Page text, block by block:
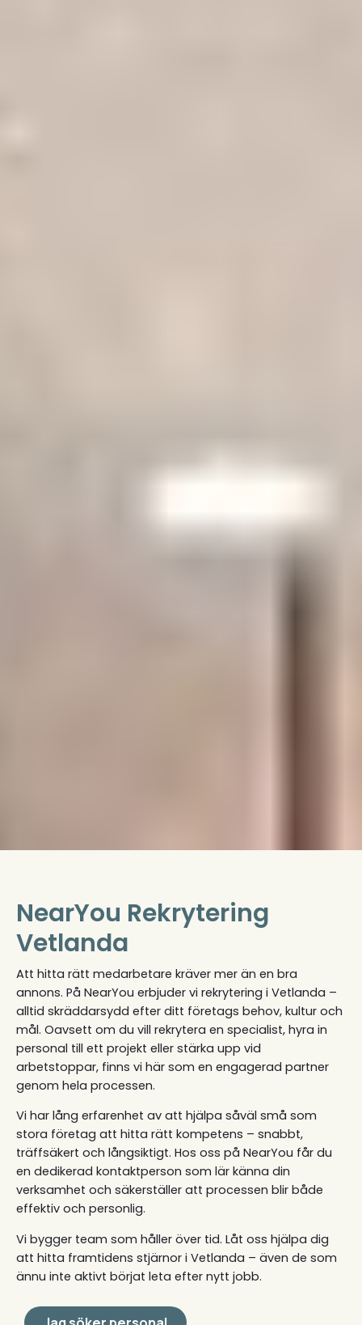
NearYou Rekrytering
Vetlanda
Att hitta rätt medarbetare kräver mer än en bra
annons. På NearYou erbjuder vi rekrytering i Vetlanda –
alltid skräddarsydd efter ditt företags behov, kultur och
mål. Oavsett om du vill rekrytera en specialist, hyra in
personal till ett projekt eller stärka upp vid
arbetstoppar, finns vi här som en engagerad partner
genom hela processen.
Vi har lång erfarenhet av att hjälpa såväl små som
stora företag att hitta rätt kompetens – snabbt,
träffsäkert och långsiktigt. Hos oss på NearYou får du
en dedikerad kontaktperson som lär känna din
verksamhet och säkerställer att processen blir både
effektiv och personlig.
Vi bygger team som håller över tid. Låt oss hjälpa dig
att hitta framtidens stjärnor i Vetlanda – även de som
ännu inte aktivt börjat leta efter nytt jobb.